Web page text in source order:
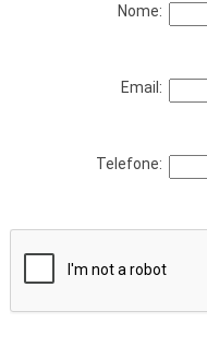
Nome:
Email:
Telefone: